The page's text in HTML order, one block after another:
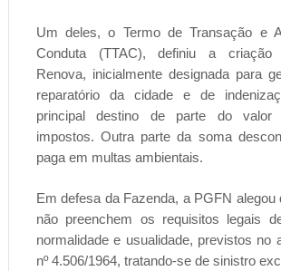
Um deles, o Termo de Transação e
Conduta (TTAC), definiu a criação
Renova, inicialmente designada para
reparatório da cidade e de
principal destino de parte do valor
impostos. Outra parte da soma
paga em multas ambientais.
Em defesa da Fazenda, a PGFN alegou
não preenchem os requisitos legais
normalidade e usualidade, previstos no
nº 4.506/1964, tratando-se de sinistro